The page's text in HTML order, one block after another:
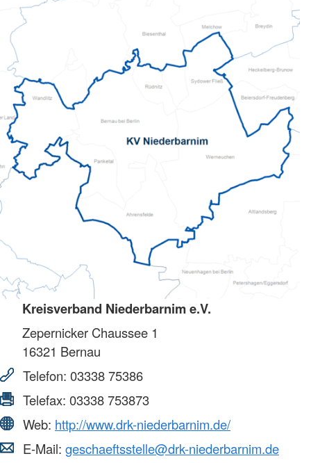
Kreisverband Niederbarnim e.V.
Zepernicker Chaussee 1
16321 Bernau
Telefon: 03338 75386
Telefax: 03338 753873
Web: http://www.drk-niederbarnim.de/
E-Mail: geschaeftsstelle@drk-niederbarnim.de